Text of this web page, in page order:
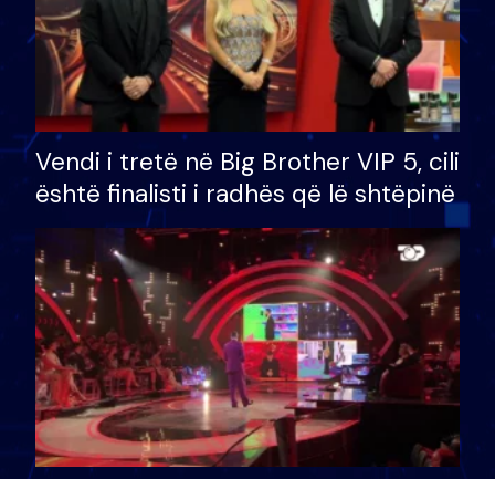
Vendi i tretë në Big Brother VIP 5, cili
është finalisti i radhës që lë shtëpinë